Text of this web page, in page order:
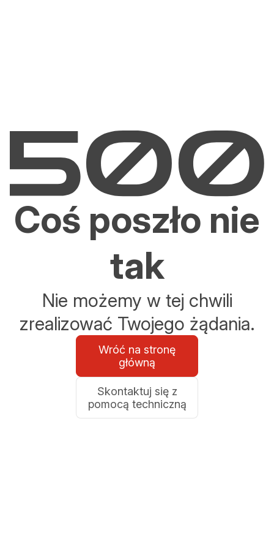
Coś poszło nie
tak
Nie możemy w tej chwili
zrealizować Twojego żądania.
Wróć na stronę
główną
Skontaktuj się z
pomocą techniczną